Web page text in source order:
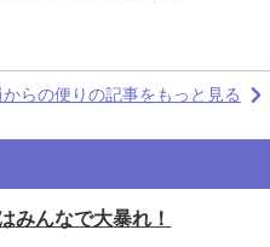
らの便りの記事をもっと見る
みんなで大暴れ！